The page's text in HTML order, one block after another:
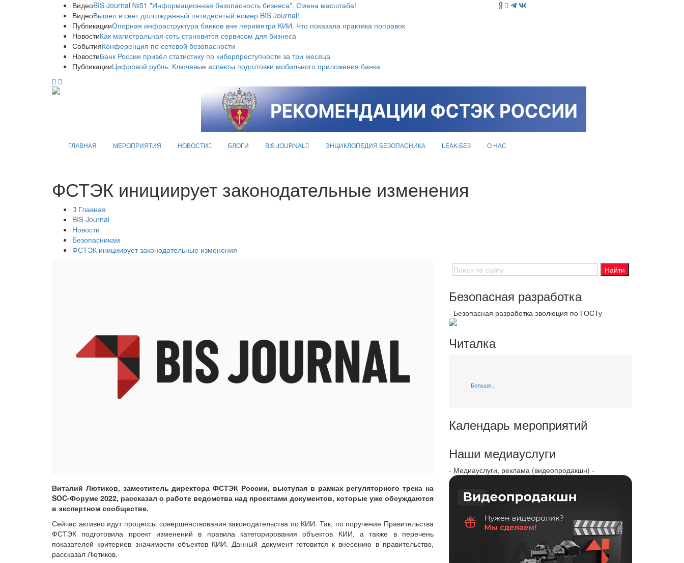
ВидеоBIS Journal №51 "Информационная безопасность бизнеса". Смена масштаба!
ВидеоВышел в свет долгожданный пятидесятый номер BIS Journal!
ПубликацииОпорная инфраструктура банков вне периметра КИИ. Что показала практика поправок
НовостиКак магистральная сеть становится сервисом для бизнеса
СобытияКонференция по сетевой безопасности
НовостиБанк России привёл статистику по киберпреступности за три месяца
ПубликацииЦифровой рубль. Ключевые аспекты подготовки мобильного приложения банка
ГЛАВНАЯ МЕРОПРИЯТИЯ НОВОСТИ БЛОГИ BIS JOURNAL ЭНЦИКЛОПЕДИЯ БЕЗОПАСНИКА LEAK-БЕЗ О НАС
ФСТЭК инициирует законодательные изменения
Главная
BIS Journal
Новости
Безопасникам
ФСТЭК инициирует законодательные изменения
Виталий Лютиков, заместитель директора ФСТЭК России, выступая в рамках регуляторного трека на
SOC-Форуме 2022, рассказал о работе ведомства над проектами документов, которые уже обсуждаются
в экспертном сообществе.
Сейчас активно идут процессы совершенствования законодательства по КИИ. Так, по поручения Правительства
ФСТЭК подготовила проект изменений в правила категорирования объектов КИИ, а также в перечень
показателей критериев значимости объектов КИИ. Данный документ готовится к внесению в правительство,
рассказал Лютиков.
Безопасная разработка
- Безопасная разработка эволюция по ГОСТу -
Читалка
Больше...
Календарь мероприятий
Наши медиауслуги
- Медиауслуги, реклама (видеопродакшн) -